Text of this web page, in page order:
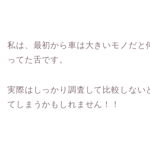
私は、最初から車は大きいモノだと
ってた舌です。
実際はしっかり調査して比較しない
てしまうかもしれません！！